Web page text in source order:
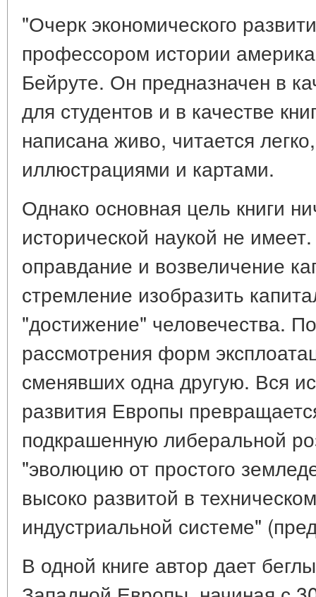
"Очерк экономического
профессором истории
Бейруте. Он предназначен в
для студентов и в качестве
написана живо, читается
иллюстрациями и картами.
Однако основная цель книги
исторической наукой не
оправдание и возвеличение
стремление изобразить
"достижение" человечества.
рассмотрения форм
сменявших одна другую. Вся
развития Европы
подкрашенную либеральной
"эволюцию от простого
высоко развитой в
индустриальной системе"
В одной книге автор дает